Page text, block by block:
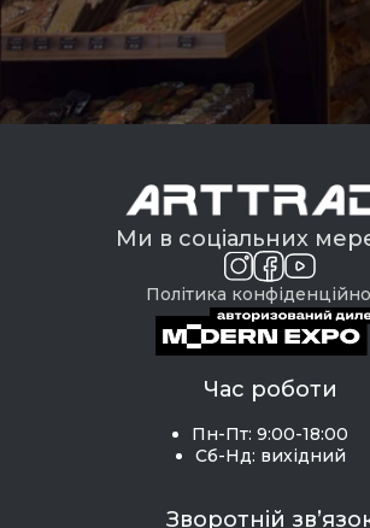
Ми в соціальних
Політика
Час роботи
Пн-Пт: 9:00-18:00
Сб-Нд: вихідний
Зворотній